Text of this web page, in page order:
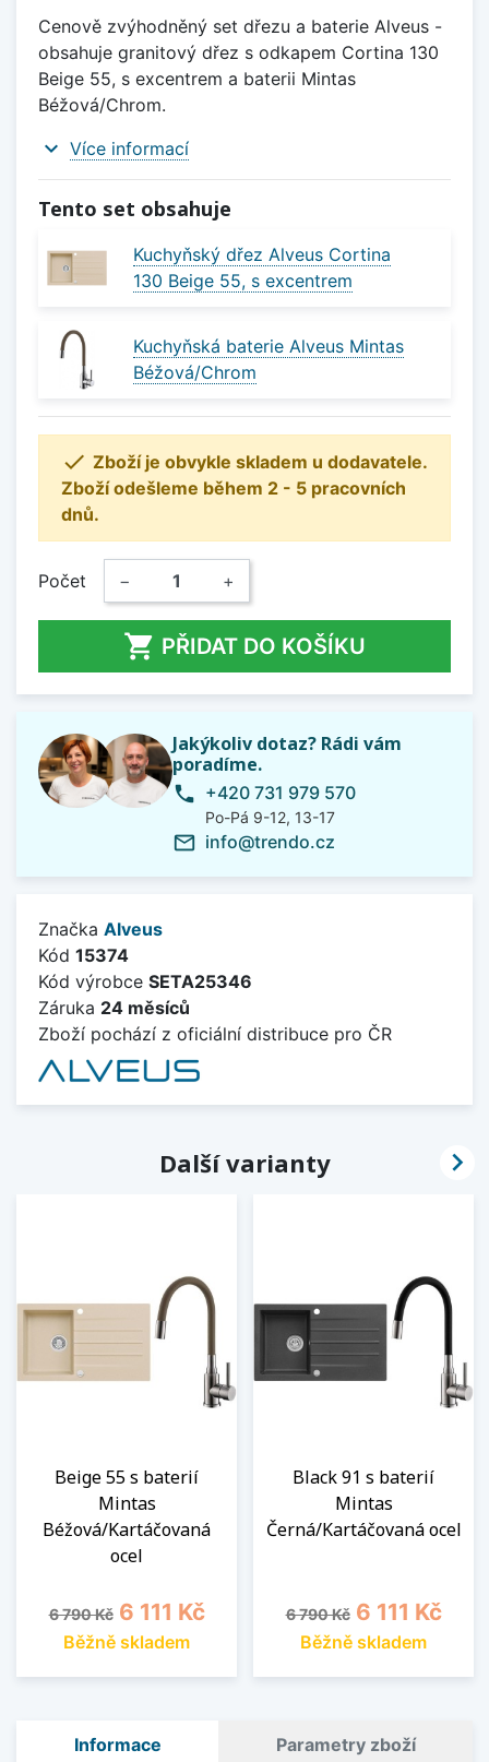
Cenově zvýhodněný set dřezu a baterie Alveus -
obsahuje granitový dřez s odkapem Cortina 130
Beige 55, s excentrem a baterii Mintas
Béžová/Chrom.
expand_more Více informací
Tento set obsahuje
Kuchyňský dřez Alveus Cortina
130 Beige 55, s excentrem
Kuchyňská baterie Alveus Mintas
Béžová/Chrom
 Zboží je obvykle skladem u dodavatele.
Zboží odešleme během 2 - 5 pracovních
dnů.
Počet − +
 PŘIDAT DO KOŠÍKU
Jakýkoliv dotaz? Rádi vám
poradíme.
phone +420 731 979 570
Po-Pá 9-12, 13-17
mail_outline info@trendo.cz
Značka Alveus
Kód 15374
Kód výrobce SETA25346
Záruka 24 měsíců
Zboží pochází z oficiální distribuce pro ČR
Další varianty
Beige 55 s baterií
Mintas
Béžová/Kartáčovaná
ocel
Běžná cena
6 790 Kč Cena
6 111 Kč
Běžně skladem
Black 91 s baterií
Mintas
Černá/Kartáčovaná ocel
Běžná cena
6 790 Kč Cena
6 111 Kč
Běžně skladem

Informace Parametry zboží